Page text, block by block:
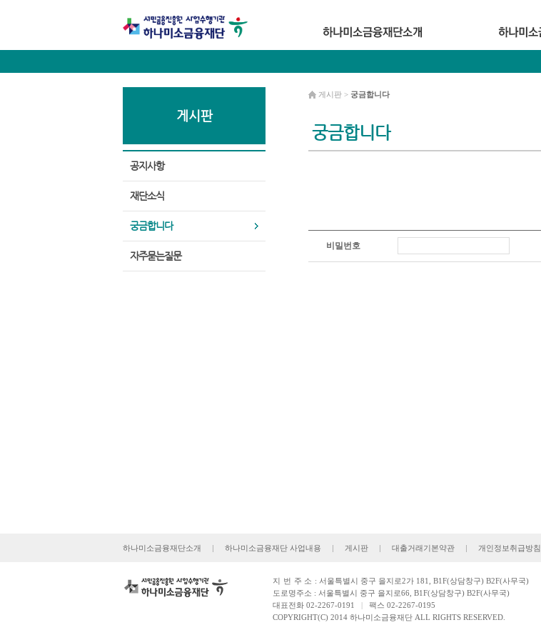
게시판
공지사항
재단소식
궁금합니다
자주묻는질문
궁금합니다
게시판 > 궁금합니다
비밀번호
하나미소금융재단소개 | 하나미소금융재단 사업내용 | 게시판 | 대출거래기본약관 | 개인정보취급방침
지번주소 : 서울특별시 중구 을지로2가 181, B1F(상담창구) B2F(사무국)
도로명주소 : 서울특별시 중구 을지로66, B1F(상담창구) B2F(사무국)
대표전화 02-2267-0191 | 팩스 02-2267-0195
COPYRIGHT(C) 2014 하나미소금융재단 ALL RIGHTS RESERVED.